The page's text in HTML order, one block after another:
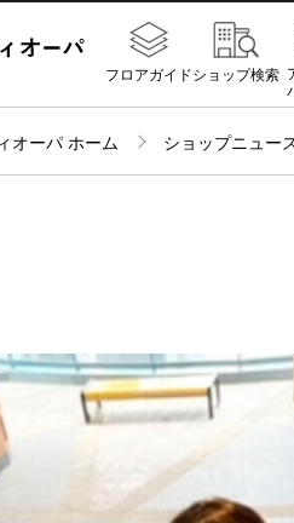
フロアガイドショップ検索
オーパ ホーム ショップニュー